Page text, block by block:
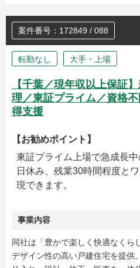
案件番号：172849 / 088
転勤なし 大手・上場
【千葉／現年収以上保証
理／東証プライム／資格
得支援
【お勧めポイント】
東証プライム上場で急成長
日休み、残業30時間程度と
現できます。
事業内容
同社は「豊かで楽しく快適なくら
デザイン性の高い戸建住宅を提供。